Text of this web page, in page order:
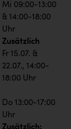
Mi 09:00-13:00
& 14:00-18:00
Uhr
Zusätzlich
Fr 15.07. &
22.07., 14:00-
18:00 Uhr
Do 13:00-17:00
Uhr
Zusätzlich: